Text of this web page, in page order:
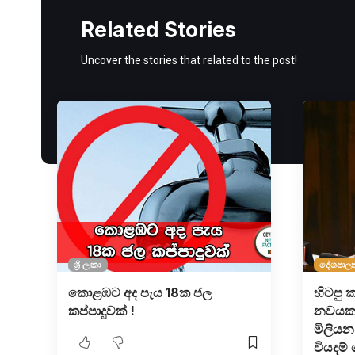
Related Stories
Uncover the stories that related to the post!
ශ්‍රී ලංකා
කොළඹට අද පැය 18ක ජල
කප්පාදුවක් !
හිටපු
මිලියන
වියදම්